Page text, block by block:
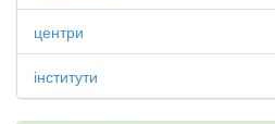
центри
інститути